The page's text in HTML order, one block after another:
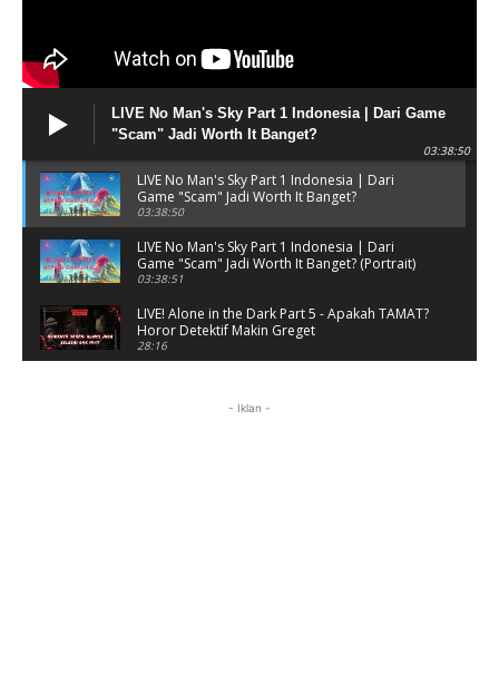
LIVE No Man's Sky Part 1 Indonesia | Dari Game
"Scam" Jadi Worth It Banget?
03:38:50
LIVE No Man's Sky Part 1 Indonesia | Dari
Game "Scam" Jadi Worth It Banget?
03:38:50
LIVE No Man's Sky Part 1 Indonesia | Dari
Game "Scam" Jadi Worth It Banget? (Portrait)
03:38:51
LIVE! Alone in the Dark Part 5 - Apakah TAMAT?
Horor Detektif Makin Greget
28:16
- Iklan -